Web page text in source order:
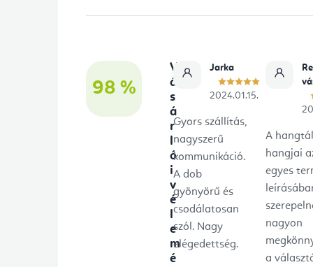
98 %
V
á
s
á
r
ó
i
v
é
e
m
é
Jarka
2024.01.15.
Gyors szállítás,
nagyszerű
kommunikáció.
A dob
gyönyörű és
csodálatosan
szól. Nagy
elégedettség.
A
hangjai
egyes
nagyon
a